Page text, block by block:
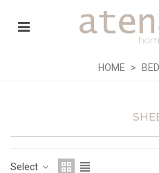
HOME > BED
Select